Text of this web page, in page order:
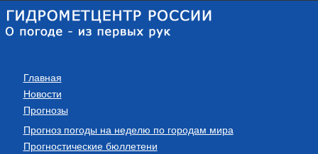
Главная
Новости
Прогнозы
Прогноз погоды на неделю по городам мира
Прогностические бюллетени